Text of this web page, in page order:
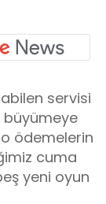
servisi
ödemelerin
cuma
yeni oyun